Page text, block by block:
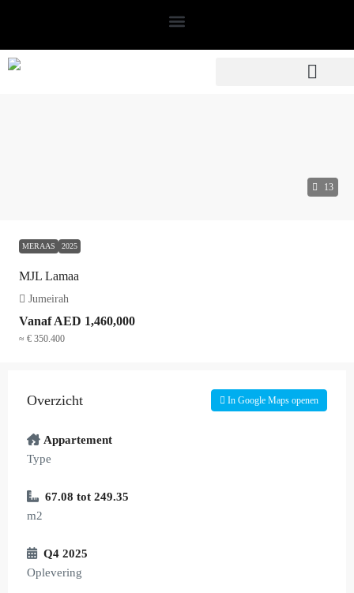
13
MERAAS 2025
MJL Lamaa
Jumeirah
VanafAED 1,460,000
≈ € 350.400
Overzicht In Google Maps openen
Appartement
Type
67.08 tot 249.35
m2
Q4 2025
Oplevering